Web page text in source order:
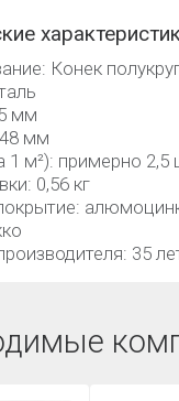
Конек
мм
мм
1 м²): примерно 2,5
0,56 кг
35